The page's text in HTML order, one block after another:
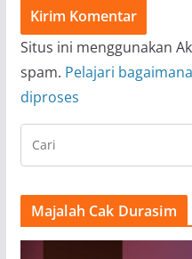
Situs ini menggunakan
spam. Pelajari
diproses
Majalah Cak Durasim